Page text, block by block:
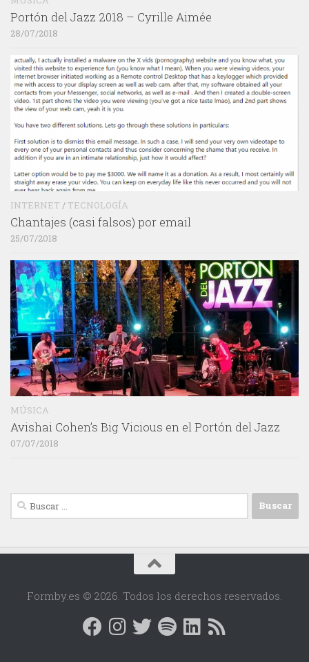
Portón del Jazz 2018 – Cyrille Aimée
28/07/2018
INTERNET / TECNOLOGÍA
Chantajes (casi falsos) por email
25/07/2018
MÚSICA
Avishai Cohen’s Big Vicious en el Portón del Jazz
07/07/2018
Buscar:
Formby.es © 2026. Todos los derechos reservados.